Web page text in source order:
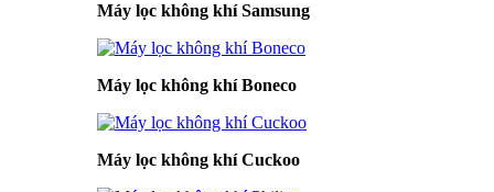
Máy lọc không khí Samsung
Máy lọc không khí Boneco
Máy lọc không khí Cuckoo